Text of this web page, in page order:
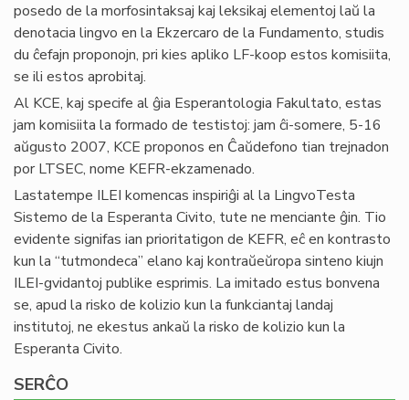
posedo de la morfosintaksaj kaj leksikaj elementoj laŭ la
denotacia lingvo en la Ekzercaro de la Fundamento, studis
du ĉefajn proponojn, pri kies apliko LF-koop estos komisiita,
se ili estos aprobitaj.
Al KCE, kaj specife al ĝia Esperantologia Fakultato, estas
jam komisiita la formado de testistoj: jam ĉi-somere, 5-16
aŭgusto 2007, KCE proponos en Ĉaŭdefono tian trejnadon
por LTSEC, nome KEFR-ekzamenado.
Lastatempe ILEI komencas inspiriĝi al la LingvoTesta
Sistemo de la Esperanta Civito, tute ne menciante ĝin. Tio
evidente signifas ian prioritatigon de KEFR, eĉ en kontrasto
kun la “tutmondeca” elano kaj kontraŭeŭropa sinteno kiujn
ILEI-gvidantoj publike esprimis. La imitado estus bonvena
se, apud la risko de kolizio kun la funkciantaj landaj
institutoj, ne ekestus ankaŭ la risko de kolizio kun la
Esperanta Civito.
SERĈO